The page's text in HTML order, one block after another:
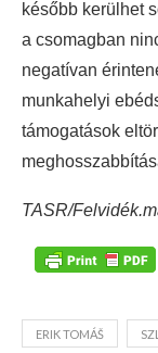
később kerülhet
a csomagban
negatívan
munkahelyi
támogatások
TASR/
ERIK TOMÁŠ